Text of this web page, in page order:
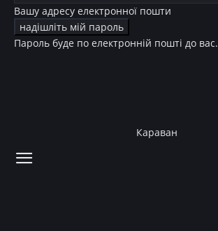
Вашу адресу електронної пошти
Пароль буде по електронній пошті до вас.
Караван